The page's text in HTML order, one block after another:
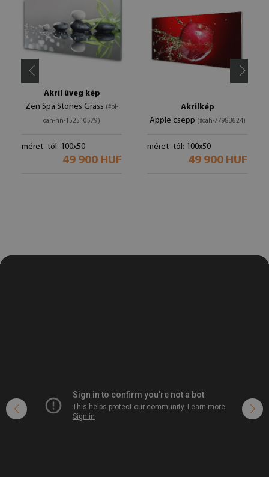
Akril üveg kép
Zen Spa Stones Grass (#pl-
oah-nn-152510579)
méret -tól: 100x50
49 900 HUF
Akrilkép
Apple csepp (#oah-77983624)
méret -tól: 100x50
49 900 HUF